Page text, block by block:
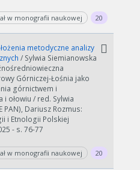
w monografii naukowej 20
metodyczne analizy
/ Sylwia Siemianowska
Górniczej-Łośnia jako
górnictwem i
ołowiu / red. Sylwia
PAN), Dariusz Rozmus:
i Etnologii Polskiej
- s. 76-77
w monografii naukowej 20